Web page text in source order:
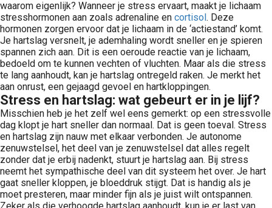
waarom eigenlijk? Wanneer je stress ervaart, maakt je lichaam
stresshormonen aan zoals adrenaline en cortisol. Deze
hormonen zorgen ervoor dat je lichaam in de ‘actiestand’ komt.
Je hartslag versnelt, je ademhaling wordt sneller en je spieren
spannen zich aan. Dit is een oeroude reactie van je lichaam,
bedoeld om te kunnen vechten of vluchten. Maar als die stress
te lang aanhoudt, kan je hartslag ontregeld raken. Je merkt het
aan onrust, een gejaagd gevoel en hartkloppingen.
Stress en hartslag: wat gebeurt er in je lijf?
Misschien heb je het zelf wel eens gemerkt: op een stressvolle
dag klopt je hart sneller dan normaal. Dat is geen toeval. Stress
en hartslag zijn nauw met elkaar verbonden. Je autonome
zenuwstelsel, het deel van je zenuwstelsel dat alles regelt
zonder dat je erbij nadenkt, stuurt je hartslag aan. Bij stress
neemt het sympathische deel van dit systeem het over. Je hart
gaat sneller kloppen, je bloeddruk stijgt. Dat is handig als je
moet presteren, maar minder fijn als je juist wilt ontspannen.